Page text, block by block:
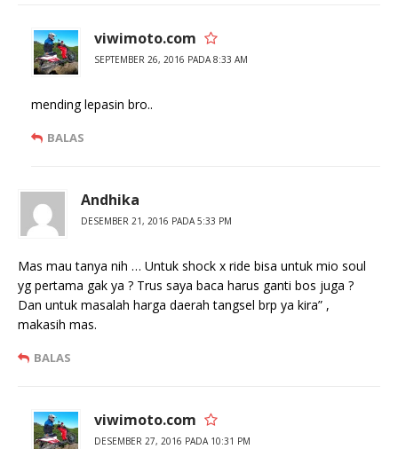
viwimoto.com
SEPTEMBER 26, 2016 PADA 8:33 AM
mending lepasin bro..
BALAS
Andhika
DESEMBER 21, 2016 PADA 5:33 PM
Mas mau tanya nih … Untuk shock x ride bisa untuk mio soul
yg pertama gak ya ? Trus saya baca harus ganti bos juga ?
Dan untuk masalah harga daerah tangsel brp ya kira” ,
makasih mas.
BALAS
viwimoto.com
DESEMBER 27, 2016 PADA 10:31 PM